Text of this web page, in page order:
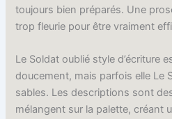
toujours bien préparés. Une
trop fleurie pour être vraiment
Le Soldat oublié style d’écriture
doucement, mais parfois elle Le
sables. Les descriptions sont
mélangent sur la palette, créant